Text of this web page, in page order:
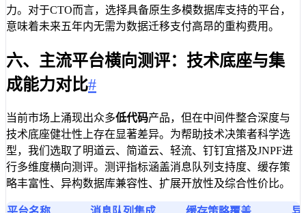
力。对于CTO而言，选择具备原生多模数据库支持的平台，
意味着未来五年内无需为数据迁移支付高昂的重构费用。
六、主流平台横向测评：技术底座与集
成能力对比#
当前市场上涌现出众多低代码产品，但在中间件整合深度与
技术底座健壮性上存在显著差异。为帮助技术决策者科学选
型，我们选取了明道云、简道云、轻流、钉钉宜搭及JNPF进
行多维度横向测评。测评指标涵盖消息队列支持度、缓存策
略丰富性、异构数据库兼容性、扩展开放性及综合性价比。